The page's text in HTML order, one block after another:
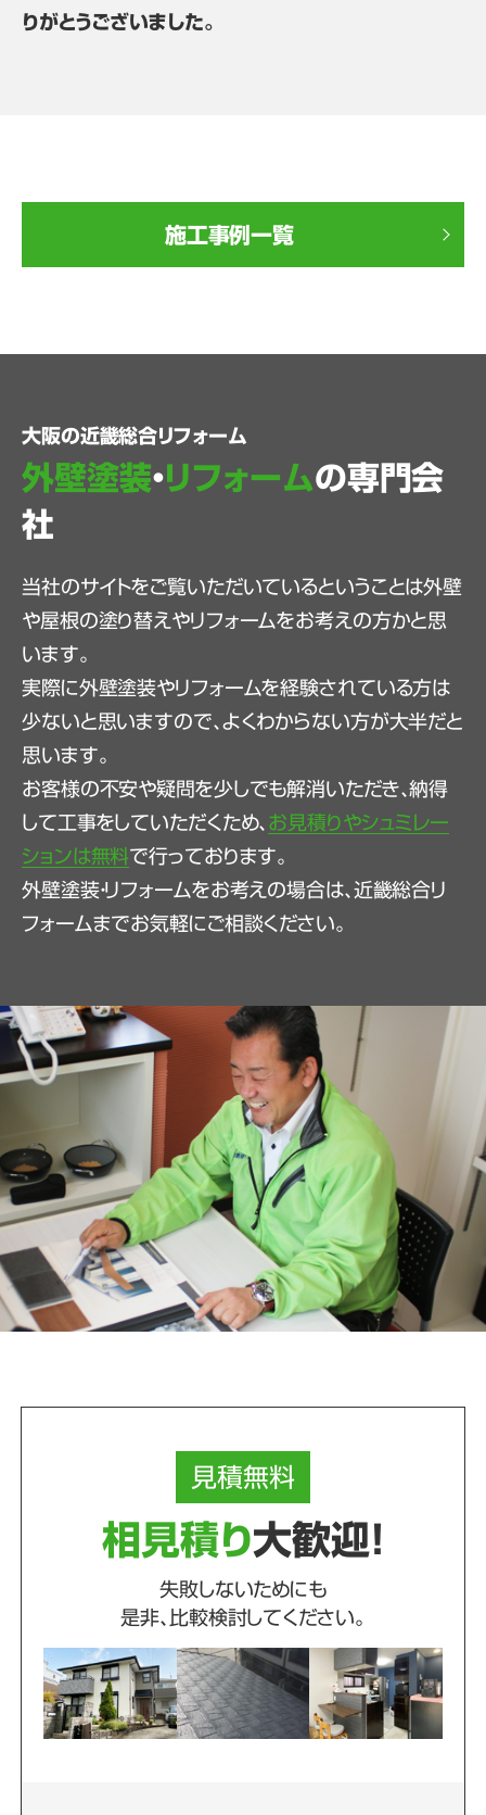
りがとうございました。
施工事例一覧
大阪の近畿総合リフォーム
外壁塗装・リフォームの専門会
社
当社のサイトをご覧いただいているということは外壁
や屋根の塗り替えやリフォームをお考えの方かと思
います。
実際に外壁塗装やリフォームを経験されている方は
少ないと思いますので、よくわからない方が大半だと
思います。
お客様の不安や疑問を少しでも解消いただき、納得
して工事をしていただくため、 お見積りやシュミレー
ションは無料で行っております。
外壁塗装・リフォームをお考えの場合は、近畿総合リ
フォームまでお気軽にご相談ください。
見積無料
相見積り大歓迎！
失敗しないためにも
是非、比較検討してください。